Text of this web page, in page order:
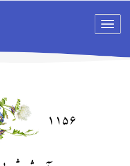
Toggle